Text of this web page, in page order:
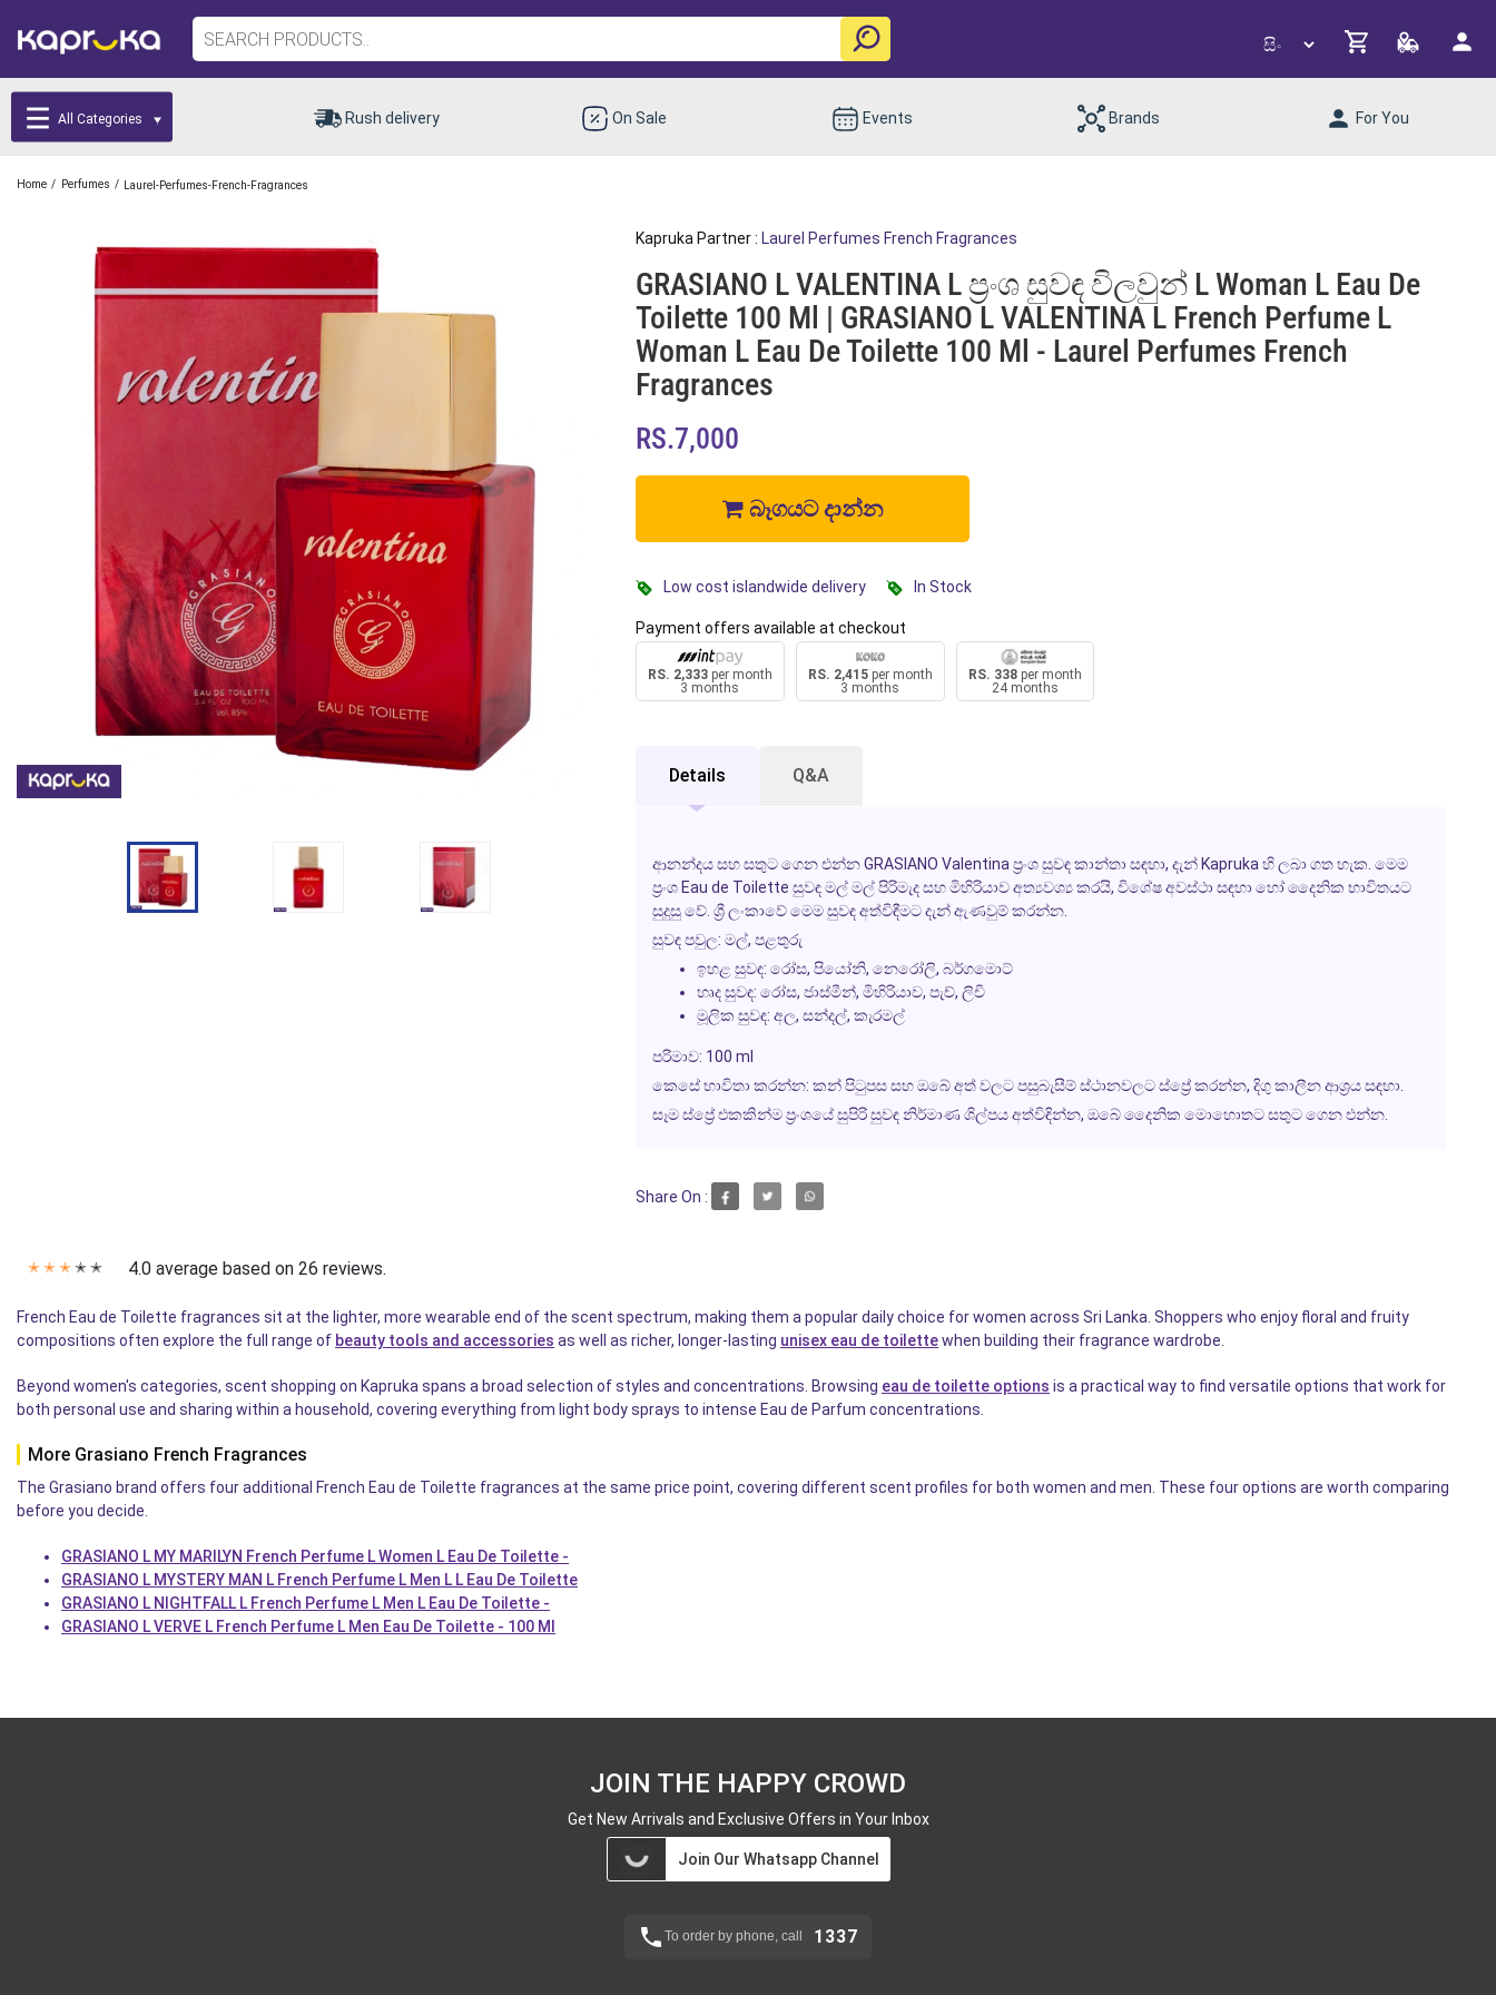
All Categories Rush delivery On Sale Events Brands For You
Home / Perfumes / Laurel-Perfumes-French-Fragrances
Kapruka Partner : Laurel Perfumes French Fragrances
GRASIANO L VALENTINA L ප්‍රංශ සුවඳ විලවුන් L Woman L Eau De
Toilette 100 Ml | GRASIANO L VALENTINA L French Perfume L
Woman L Eau De Toilette 100 Ml - Laurel Perfumes French
Fragrances
RS.7,000
බෑගයට දාන්න
Low cost islandwide delivery In Stock
Payment offers available at checkout
RS. 2,333per month
3 months
RS. 2,415per month
3 months
RS. 338per month
24 months
Details Q&A
ආනන්දය සහ සතුට ගෙන එන්න GRASIANO Valentina ප්‍රංශ සුවඳ කාන්තා සඳහා, දැන් Kapruka හි ලබා ගත හැක. මෙම
ප්‍රංශ Eau de Toilette සුවඳ මල් මල් පිරිමැද සහ මිහිරියාව අත්‍යවශ්‍ය කරයි, විශේෂ අවස්ථා සඳහා හෝ දෛනික භාවිතයට
සුදුසු වේ. ශ්‍රී ලංකාවේ මෙම සුවඳ අත්විඳීමට දැන් ඇණවුම් කරන්න.
සුවඳ පවුල: මල්, පළතුරු
ඉහළ සුවඳ: රෝස, පියෝනි, නෙරෝලි, බර්ගමොට්
හෘද සුවඳ: රෝස, ජාස්මීන්, මිහිරියාව, පැච්, ලිචි
මූලික සුවඳ: අල, සන්දල්, කැරමල්
පරිමාව: 100 ml
කෙසේ භාවිතා කරන්න: කන් පිටුපස සහ ඔබේ අත් වලට පසුබැසීම් ස්ථානවලට ස්ප්‍රේ කරන්න, දිගු කාලීන ආශ්‍රය සඳහා.
සෑම ස්ප්‍රේ එකකින්ම ප්‍රංශයේ සුපිරි සුවඳ නිර්මාණ ශිල්පය අත්විඳින්න, ඔබේ දෛනික මොහොතට සතුට ගෙන එන්න.
Share On :
✭ ✭ ✭ ✭ ✭ 4.0 average based on 26 reviews.
French Eau de Toilette fragrances sit at the lighter, more wearable end of the scent spectrum, making them a popular daily choice for women across Sri Lanka. Shoppers who enjoy floral and fruity
compositions often explore the full range of beauty tools and accessories as well as richer, longer-lasting unisex eau de toilettewhen building their fragrance wardrobe.
Beyond women's categories, scent shopping on Kapruka spans a broad selection of styles and concentrations. Browsing eau de toilette options is a practical way to find versatile options that work for
both personal use and sharing within a household, covering everything from light body sprays to intense Eau de Parfum concentrations.
More Grasiano French Fragrances
The Grasiano brand offers four additional French Eau de Toilette fragrances at the same price point, covering different scent profiles for both women and men. These four options are worth comparing
before you decide.
GRASIANO L MY MARILYN French Perfume L Women L Eau De Toilette -
GRASIANO L MYSTERY MAN L French Perfume L Men L L Eau De Toilette
GRASIANO L NIGHTFALL L French Perfume L Men L Eau De Toilette -
GRASIANO L VERVE L French Perfume L Men Eau De Toilette - 100 Ml
JOIN THE HAPPY CROWD
Get New Arrivals and Exclusive Offers in Your Inbox
Join Our Whatsapp Channel
To order by phone, call 1337